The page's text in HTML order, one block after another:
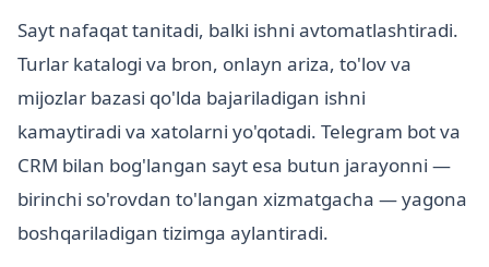
Sayt nafaqat tanitadi, balki ishni avtomatlashtiradi.
Turlar katalogi va bron, onlayn ariza, to'lov va
mijozlar bazasi qo'lda bajariladigan ishni
kamaytiradi va xatolarni yo'qotadi. Telegram bot va
CRM bilan bog'langan sayt esa butun jarayonni —
birinchi so'rovdan to'langan xizmatgacha — yagona
boshqariladigan tizimga aylantiradi.